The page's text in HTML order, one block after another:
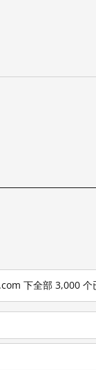
下全部 3,000